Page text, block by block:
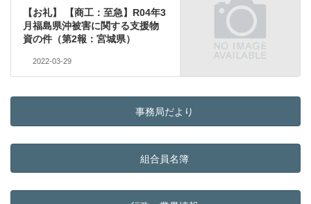
【お礼】 【商工：至急】R04年3
月福島県沖被害に関する支援物
資の件（第2報：宮城県）
2022-03-29
事務局だより
組合員名簿